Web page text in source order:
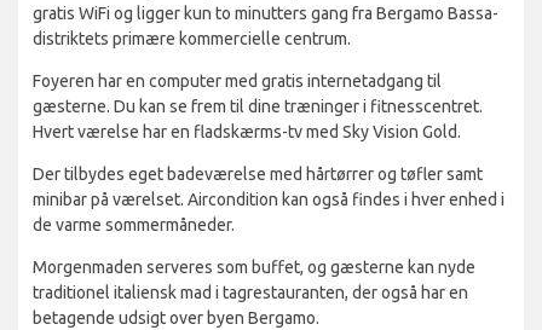
gratis WiFi og ligger kun to minutters gang fra Bergamo Bassa-
distriktets primære kommercielle centrum.
Foyeren har en computer med gratis internetadgang til
gæsterne. Du kan se frem til dine træninger i fitnesscentret.
Hvert værelse har en fladskærms-tv med Sky Vision Gold.
Der tilbydes eget badeværelse med hårtørrer og tøfler samt
minibar på værelset. Aircondition kan også findes i hver enhed i
de varme sommermåneder.
Morgenmaden serveres som buffet, og gæsterne kan nyde
traditionel italiensk mad i tagrestauranten, der også har en
betagende udsigt over byen Bergamo.